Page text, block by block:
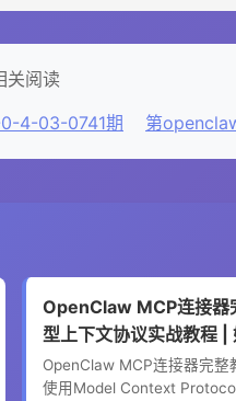
关阅读
4-03-0741期 第
OpenClaw MCP连接器
型上下文协议实战教程 |
OpenClaw MCP连接器完整
使用Model Context